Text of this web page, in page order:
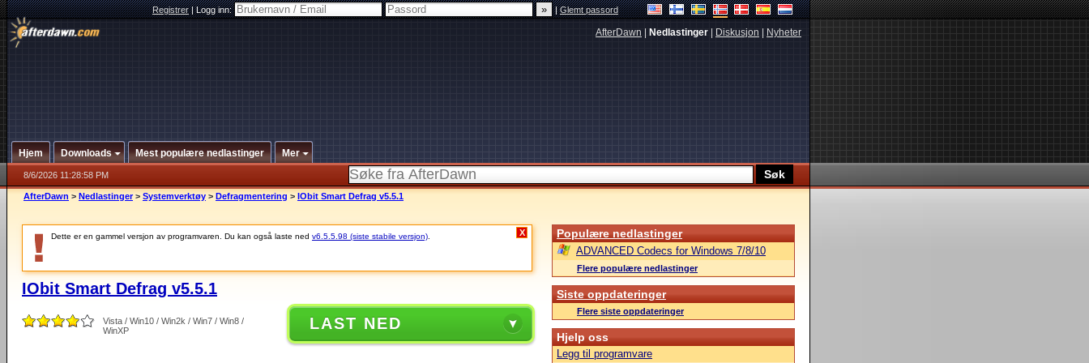
Registrer|Logg inn: |Glemt passord
AfterDawn Nedlastinger Diskusjon Nyheter
Hjem Downloads Mest populære nedlastinger Mer
8/6/2026 11:28:58 PM
AfterDawn > Nedlastinger > Systemverktøy > Defragmentering > IObit Smart Defrag v5.5.1
Dette er en gammel versjon av programvaren. Du kan også laste ned v6.5.5.98 (siste stabile versjon) X
IObit Smart Defrag v5.5.1
Vista / Win10 / Win2k / Win7 / Win8 /
WinXP
LAST NED
Populære nedlastinger
ADVANCED Codecs for Windows 7/8/10
Flere populære nedlastinger
Siste oppdateringer
Flere siste oppdateringer
Hjelp oss
Legg til programvare